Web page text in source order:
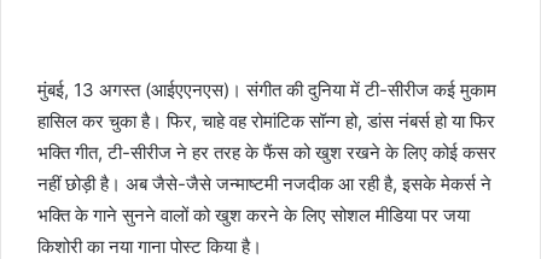
मुंबई, 13 अगस्त (आईएएनएस)। संगीत की दुनिया में टी-सीरीज कई मुकाम
हासिल कर चुका है। फिर, चाहे वह रोमांटिक सॉन्ग हो, डांस नंबर्स हो या फिर
भक्ति गीत, टी-सीरीज ने हर तरह के फैंस को खुश रखने के लिए कोई कसर
नहीं छोड़ी है। अब जैसे-जैसे जन्माष्टमी नजदीक आ रही है, इसके मेकर्स ने
भक्ति के गाने सुनने वालों को खुश करने के लिए सोशल मीडिया पर जया
किशोरी का नया गाना पोस्ट किया है।